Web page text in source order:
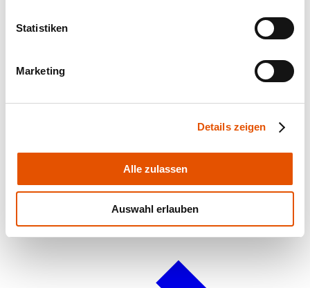
Statistiken
Marketing
Details zeigen
Alle zulassen
Auswahl erlauben
Planning data and Instructions